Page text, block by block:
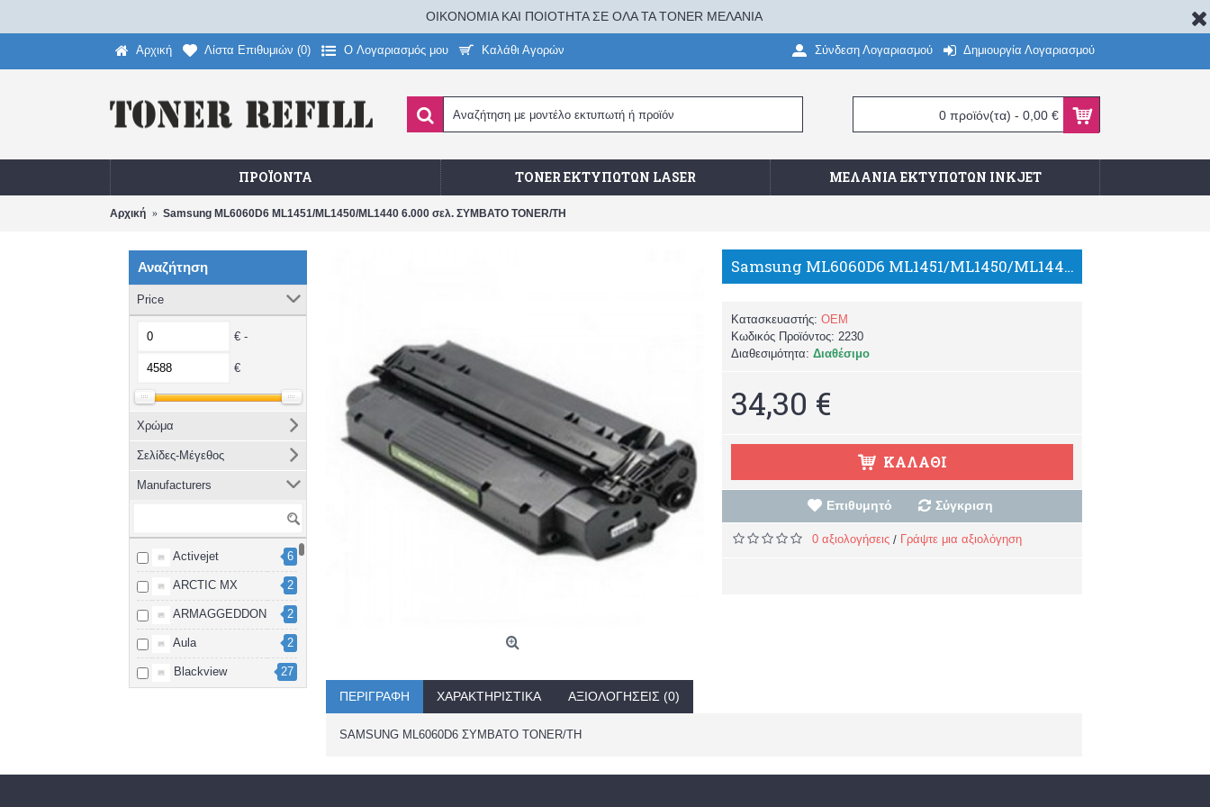
ΟΙΚΟΝΟΜΙΑ ΚΑΙ ΠΟΙΟΤΗΤΑ ΣΕ ΟΛΑ ΤΑ TONER ΜΕΛΑΝΙΑ
Αρχική Λίστα Επιθυμιών (0) O Λογαριασμός μου Καλάθι Αγορών Σύνδεση Λογαριασμού Δημιουργία Λογαριασμού
0 προϊόν(τα) - 0,00 €
ΠΡΟΪΌΝΤΑ TONER ΕΚΤΥΠΩΤΏΝ LASER ΜΕΛΆΝΙΑ ΕΚΤΥΠΩΤΏΝ INKJET
Αρχική Samsung ML6060D6 ML1451/ML1450/ML1440 6.000 σελ. ΣΥΜΒΑΤΟ TONER/TH
Αναζήτηση
Price
€ -
€
Χρώμα
Σελίδες-Μέγεθος
Manufacturers
Activejet 6
ARCTIC MX 2
ARMAGGEDDON 2
Aula 2
Blackview 27
Samsung ML6060D6 ML1451/ML1450/ML1440 6.000 σελ. ΣΥΜΒΑΤΟ TONER/TH
Κατασκευαστής: OEM
Κωδικός Προϊόντος: 2230
Διαθεσιμότητα: Διαθέσιμο
34,30 €
ΚΑΛΆΘΙ
Επιθυμητό Σύγκριση
0 αξιολογήσεις / Γράψτε μια αξιολόγηση
ΠΕΡΙΓΡΑΦΉ ΧΑΡΑΚΤΗΡΙΣΤΙΚΆ ΑΞΙΟΛΟΓΉΣΕΙΣ (0)
SAMSUNG ML6060D6 ΣΥΜΒΑΤΟ TONER/TH